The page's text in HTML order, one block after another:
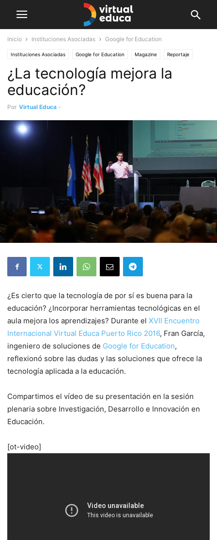
Inicio Instituciones Asociadas Google for Education
Instituciones Asociadas Google for Education Magazine Reportaje
¿La tecnología mejora la
educación?
Por Virtual Educa -
¿Es cierto que la tecnología de por sí es buena para la
educación? ¿Incorporar herramientas tecnológicas en el
aula mejora los aprendizajes? Durante el XVII Encuentro
Internacional Virtual Educa Puerto Rico 2016, Fran García,
ingeniero de soluciones de Google for Education,
reflexionó sobre las dudas y las soluciones que ofrece la
tecnología aplicada a la educación.
Compartimos el vídeo de su presentación en la sesión
plenaria sobre Investigación, Desarrollo e Innovación en
Educación.
[ot-video]